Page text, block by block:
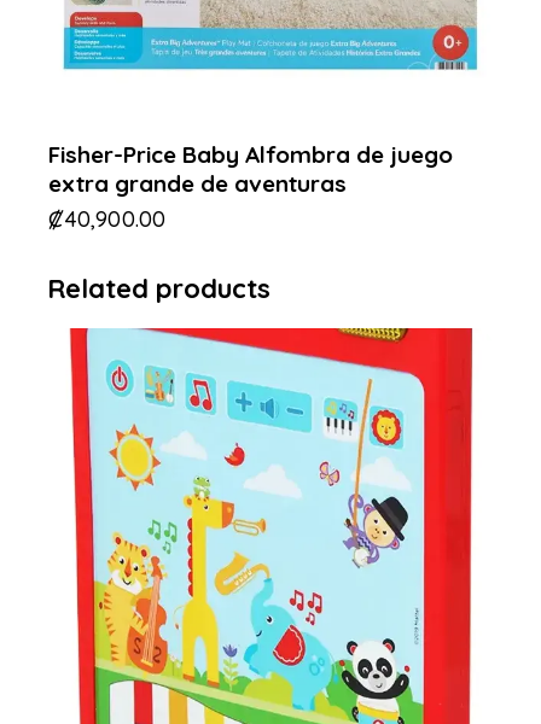
Fisher-Price Baby Alfombra de juego
extra grande de aventuras
₡40,900.00
Related products